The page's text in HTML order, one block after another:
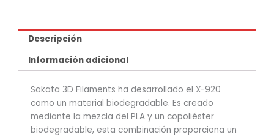
Descripción
Información adicional
Sakata 3D Filaments ha desarrollado el X-920
como un material biodegradable. Es creado
mediante la mezcla del PLA y un copoliéster
biodegradable, esta combinación proporciona un